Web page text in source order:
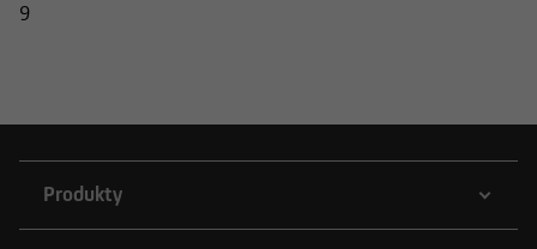
9
Produkty